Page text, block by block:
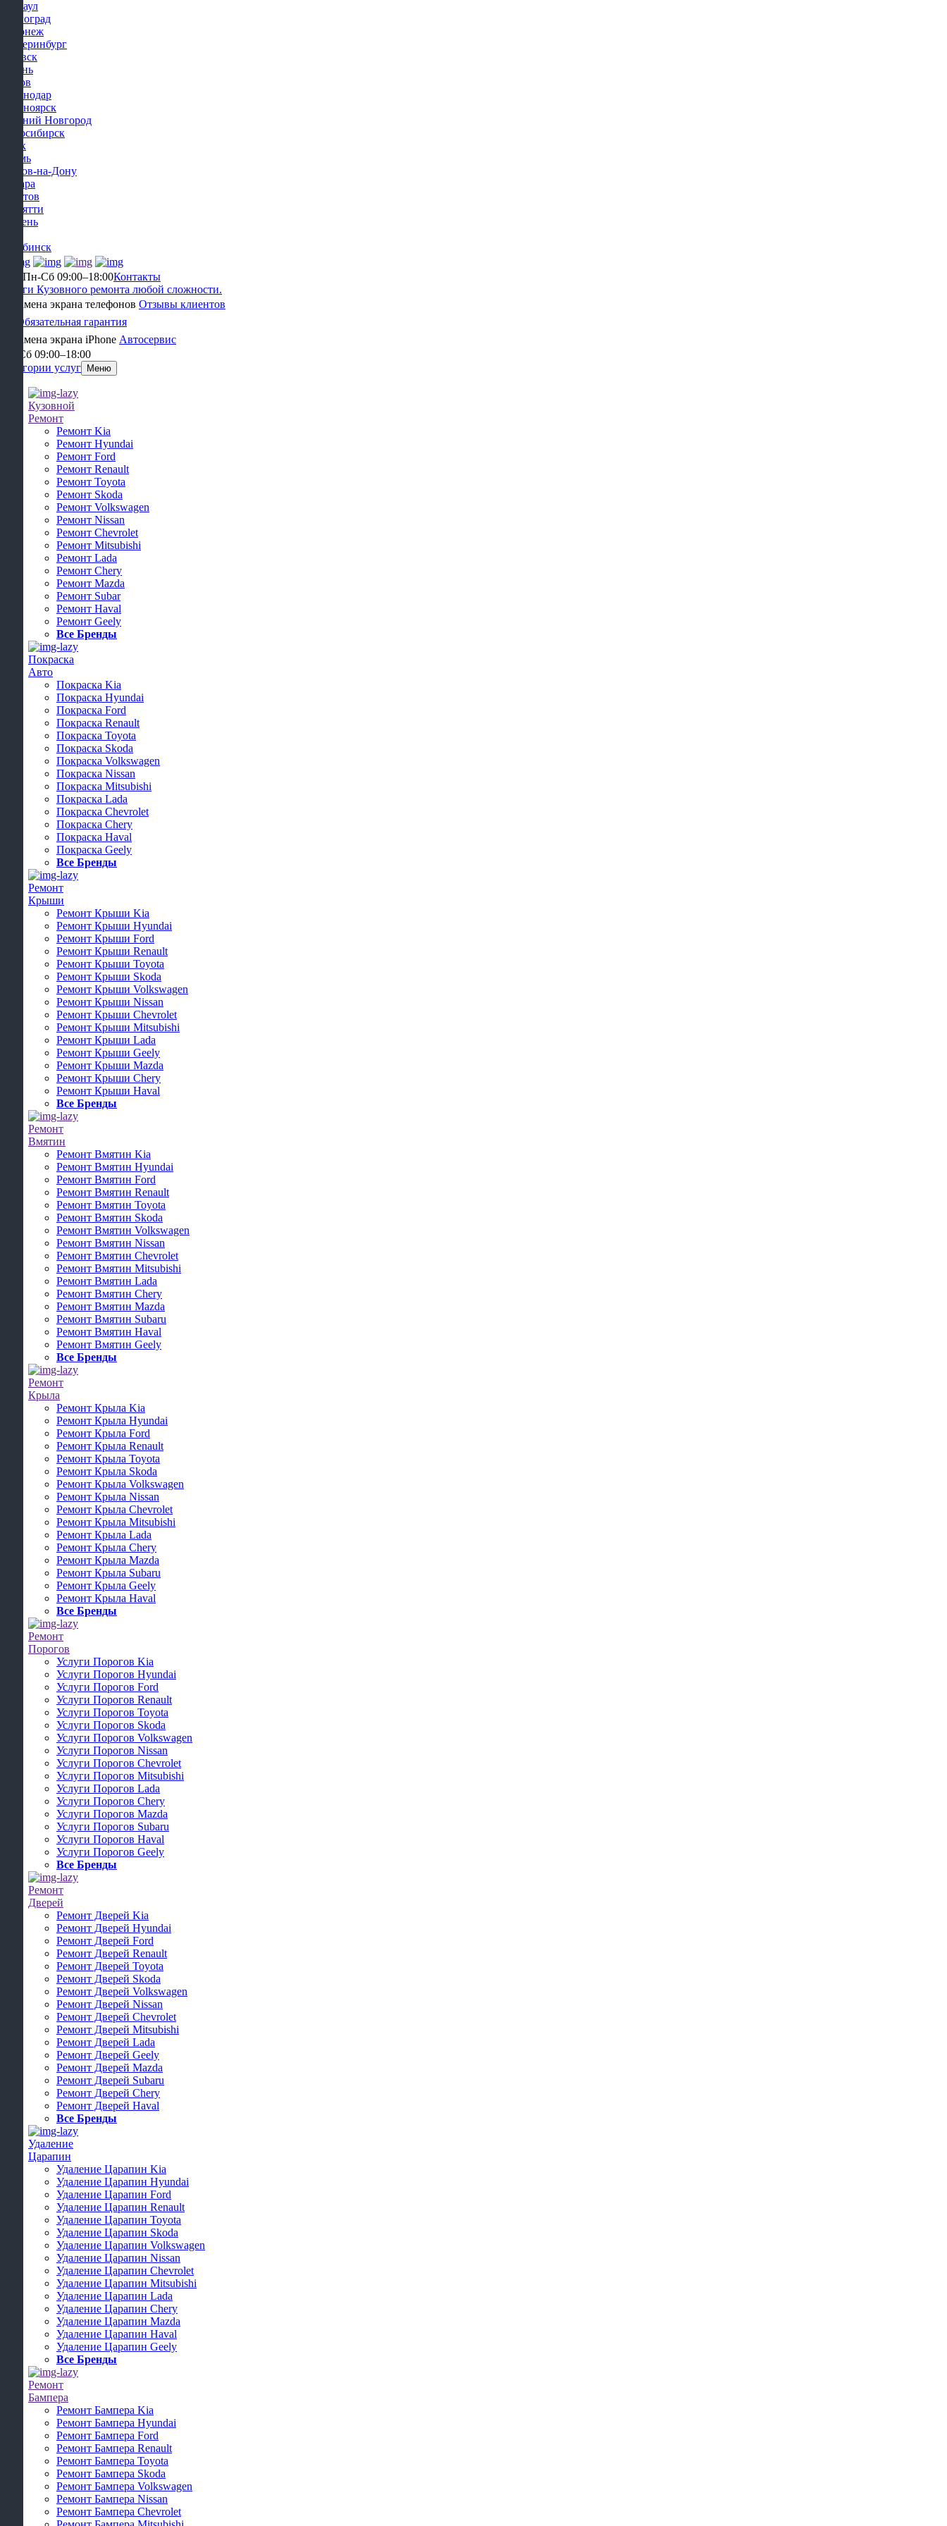
Барнаул
Волгоград
Воронеж
Екатеринбург
Ижевск
Казань
Киров
Краснодар
Красноярск
Нижний Новгород
Новосибирск
Омск
Пермь
Ростов-на-Дону
Самара
Саратов
Тольятти
Тюмень
Челябинск
Пн-Сб 09:00–18:00Контакты
Услуги Кузовного ремонта любой сложности.
Отзывы клиентов
Обязательная гарантия
Автосервис
Пн-Сб 09:00–18:00
Категории услуг
Меню
Кузовной
Ремонт
Ремонт Kia
Ремонт Hyundai
Ремонт Ford
Ремонт Renault
Ремонт Toyota
Ремонт Skoda
Ремонт Volkswagen
Ремонт Nissan
Ремонт Chevrolet
Ремонт Mitsubishi
Ремонт Lada
Ремонт Chery
Ремонт Mazda
Ремонт Subar
Ремонт Haval
Ремонт Geely
Все Бренды
Покраска
Авто
Покраска Kia
Покраска Hyundai
Покраска Ford
Покраска Renault
Покраска Toyota
Покраска Skoda
Покраска Volkswagen
Покраска Nissan
Покраска Mitsubishi
Покраска Lada
Покраска Chevrolet
Покраска Chery
Покраска Haval
Покраска Geely
Все Бренды
Ремонт
Крыши
Ремонт Крыши Kia
Ремонт Крыши Hyundai
Ремонт Крыши Ford
Ремонт Крыши Renault
Ремонт Крыши Toyota
Ремонт Крыши Skoda
Ремонт Крыши Volkswagen
Ремонт Крыши Nissan
Ремонт Крыши Chevrolet
Ремонт Крыши Mitsubishi
Ремонт Крыши Lada
Ремонт Крыши Geely
Ремонт Крыши Mazda
Ремонт Крыши Chery
Ремонт Крыши Haval
Все Бренды
Ремонт
Вмятин
Ремонт Вмятин Kia
Ремонт Вмятин Hyundai
Ремонт Вмятин Ford
Ремонт Вмятин Renault
Ремонт Вмятин Toyota
Ремонт Вмятин Skoda
Ремонт Вмятин Volkswagen
Ремонт Вмятин Nissan
Ремонт Вмятин Chevrolet
Ремонт Вмятин Mitsubishi
Ремонт Вмятин Lada
Ремонт Вмятин Chery
Ремонт Вмятин Mazda
Ремонт Вмятин Subaru
Ремонт Вмятин Haval
Ремонт Вмятин Geely
Все Бренды
Ремонт
Крыла
Ремонт Крыла Kia
Ремонт Крыла Hyundai
Ремонт Крыла Ford
Ремонт Крыла Renault
Ремонт Крыла Toyota
Ремонт Крыла Skoda
Ремонт Крыла Volkswagen
Ремонт Крыла Nissan
Ремонт Крыла Chevrolet
Ремонт Крыла Mitsubishi
Ремонт Крыла Lada
Ремонт Крыла Chery
Ремонт Крыла Mazda
Ремонт Крыла Subaru
Ремонт Крыла Geely
Ремонт Крыла Haval
Все Бренды
Ремонт
Порогов
Услуги Порогов Kia
Услуги Порогов Hyundai
Услуги Порогов Ford
Услуги Порогов Renault
Услуги Порогов Toyota
Услуги Порогов Skoda
Услуги Порогов Volkswagen
Услуги Порогов Nissan
Услуги Порогов Chevrolet
Услуги Порогов Mitsubishi
Услуги Порогов Lada
Услуги Порогов Chery
Услуги Порогов Mazda
Услуги Порогов Subaru
Услуги Порогов Haval
Услуги Порогов Geely
Все Бренды
Ремонт
Дверей
Ремонт Дверей Kia
Ремонт Дверей Hyundai
Ремонт Дверей Ford
Ремонт Дверей Renault
Ремонт Дверей Toyota
Ремонт Дверей Skoda
Ремонт Дверей Volkswagen
Ремонт Дверей Nissan
Ремонт Дверей Chevrolet
Ремонт Дверей Mitsubishi
Ремонт Дверей Lada
Ремонт Дверей Geely
Ремонт Дверей Mazda
Ремонт Дверей Subaru
Ремонт Дверей Chery
Ремонт Дверей Haval
Все Бренды
Удаление
Царапин
Удаление Царапин Kia
Удаление Царапин Hyundai
Удаление Царапин Ford
Удаление Царапин Renault
Удаление Царапин Toyota
Удаление Царапин Skoda
Удаление Царапин Volkswagen
Удаление Царапин Nissan
Удаление Царапин Chevrolet
Удаление Царапин Mitsubishi
Удаление Царапин Lada
Удаление Царапин Chery
Удаление Царапин Mazda
Удаление Царапин Haval
Удаление Царапин Geely
Все Бренды
Ремонт
Бампера
Ремонт Бампера Kia
Ремонт Бампера Hyundai
Ремонт Бампера Ford
Ремонт Бампера Renault
Ремонт Бампера Toyota
Ремонт Бампера Skoda
Ремонт Бампера Volkswagen
Ремонт Бампера Nissan
Ремонт Бампера Chevrolet